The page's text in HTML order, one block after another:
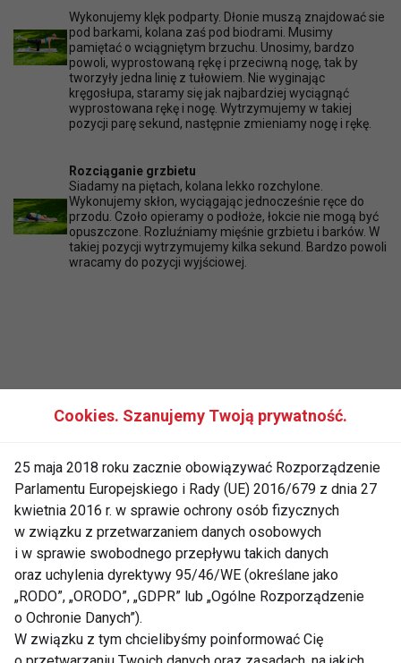
Wykonujemy klęk podparty. Dłonie muszą znajdować sie
pod barkami, kolana zaś pod biodrami. Musimy
pamiętać o wciągniętym brzuchu. Unosimy, bardzo
powoli, wyprostowaną rękę i przeciwną nogę, tak by
tworzyły jedna linię z tułowiem. Nie wyginając
kręgosłupa, staramy się jak najbardziej wyciągnąć
wyprostowana rękę i nogę. Wytrzymujemy w takiej
pozycji parę sekund, następnie zmieniamy nogę i rękę.
Rozciąganie grzbietu
Siadamy na piętach, kolana lekko rozchylone.
Wykonujemy skłon, wyciągając jednocześnie ręce do
przodu. Czoło opieramy o podłoże, łokcie nie mogą być
opuszczone. Rozluźniamy mięśnie grzbietu i barków. W
takiej pozycji wytrzymujemy kilka sekund. Bardzo powoli
wracamy do pozycji wyjściowej.
Aleksandra Żelazo
www.trenerka.info
BRZUCH PLECY KLATKA PIERSIOWA
GRZBIET BÓL PLECÓW
Cookies. Szanujemy Twoją prywatność.
25 maja 2018 roku zacznie obowiązywać Rozporządzenie
Parlamentu Europejskiego i Rady (UE) 2016/679 z dnia 27
kwietnia 2016 r. w sprawie ochrony osób fizycznych
w związku z przetwarzaniem danych osobowych
i w sprawie swobodnego przepływu takich danych
oraz uchylenia dyrektywy 95/46/WE (określane jako
„RODO”, „ORODO”, „GDPR” lub „Ogólne Rozporządzenie
o Ochronie Danych”).
W związku z tym chcielibyśmy poinformować Cię